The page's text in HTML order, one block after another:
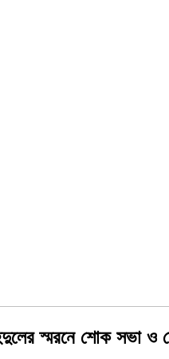
স্মরনে শোক সভা ও